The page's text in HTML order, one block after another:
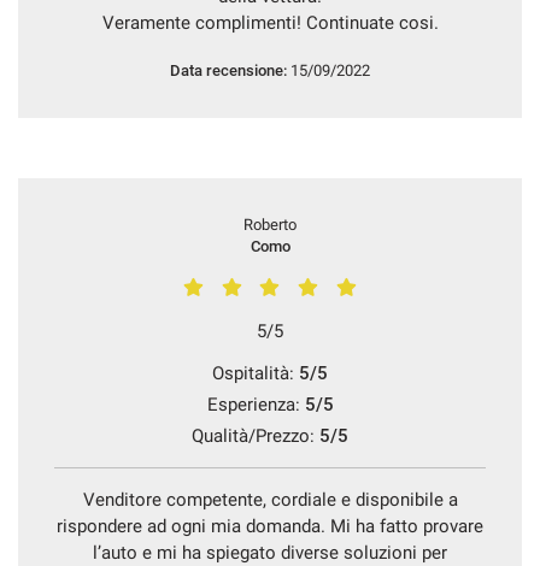
Veramente complimenti! Continuate cosi.
Data recensione: 15/09/2022
Roberto
Como
5/5
Ospitalità: 5/5
Esperienza: 5/5
Qualità/Prezzo: 5/5
Venditore competente, cordiale e disponibile a
rispondere ad ogni mia domanda. Mi ha fatto provare
l’auto e mi ha spiegato diverse soluzioni per